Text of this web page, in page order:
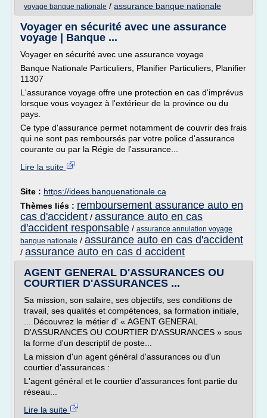
voyage banque nationale / assurance banque nationale
Voyager en sécurité avec une assurance
voyage | Banque ...
Voyager en sécurité avec une assurance voyage
Banque Nationale Particuliers, Planifier Particuliers, Planifier
11307
L'assurance voyage offre une protection en cas d'imprévus
lorsque vous voyagez à l'extérieur de la province ou du
pays.
Ce type d'assurance permet notamment de couvrir des frais
qui ne sont pas remboursés par votre police d'assurance
courante ou par la Régie de l'assurance...
Lire la suite
Site : https://idees.banquenationale.ca
Thèmes liés : remboursement assurance auto en
cas d'accident / assurance auto en cas
d'accident responsable / assurance annulation voyage
banque nationale / assurance auto en cas d'accident
/ assurance auto en cas d accident
AGENT GENERAL D'ASSURANCES OU
COURTIER D'ASSURANCES ...
Sa mission, son salaire, ses objectifs, ses conditions de
travail, ses qualités et compétences, sa formation initiale,
... Découvrez le métier d' « AGENT GENERAL
D'ASSURANCES OU COURTIER D'ASSURANCES » sous
la forme d'un descriptif de poste...
La mission d'un agent général d'assurances ou d'un
courtier d'assurances :
L'agent général et le courtier d'assurances font partie du
réseau...
Lire la suite